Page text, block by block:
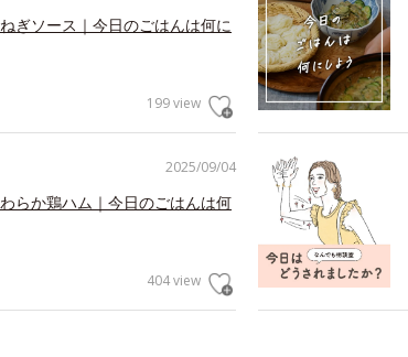
ぎソース｜今日のごはんは何に
199 view
2025/09/04
らか鶏ハム｜今日のごはんは何
404 view